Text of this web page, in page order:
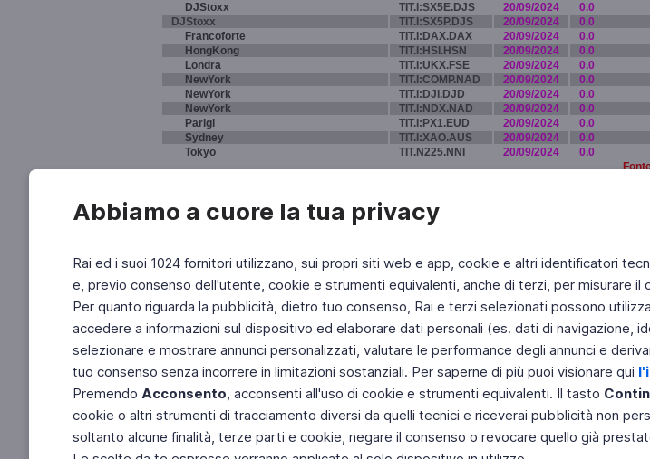
Abbiamo a cuore la tua privacy
Rai ed i suoi 1024 fornitori utilizzano, sui propri siti web e app, cookie e altri identificatori
e, previo consenso dell'utente, cookie e strumenti equivalenti, anche di terzi, per misurare il
Per quanto riguarda la pubblicità, dietro tuo consenso, Rai e terzi selezionati possono
accedere a informazioni sul dispositivo ed elaborare dati personali (es. dati di navigazione,
selezionare e mostrare annunci personalizzati, valutare le performance degli annunci e
tuo consenso senza incorrere in limitazioni sostanziali. Per saperne di più puoi visionare qui
Premendo Acconsento, acconsenti all'uso di cookie e strumenti equivalenti. Il tasto
cookie o altri strumenti di tracciamento diversi da quelli tecnici e riceverai pubblicità non
soltanto alcune finalità, terze parti e cookie, negare il consenso o revocare quello già
DJStoxx
TIT.I:SX5E.DJS 20/09/2024 0.0
DJStoxx
TIT.I:SX5P.DJS 20/09/2024 0.0
Francoforte
TIT.I:DAX.DAX 20/09/2024 0.0
HongKong
TIT.I:HSI.HSN 20/09/2024 0.0
Londra
TIT.I:UKX.FSE 20/09/2024 0.0
NewYork
TIT.I:COMP.NAD 20/09/2024 0.0
NewYork
TIT.I:DJI.DJD 20/09/2024 0.0
NewYork
TIT.I:NDX.NAD 20/09/2024 0.0
Parigi
TIT.I:PX1.EUD 20/09/2024 0.0
Sydney
TIT.I:XAO.AUS 20/09/2024 0.0
Tokyo
TIT.N225.NNI 20/09/2024 0.0
Fai di Televideo la tua Home Page
Copyright © 2011 Rai - Tutti i
Engineered by RAI - Reti e